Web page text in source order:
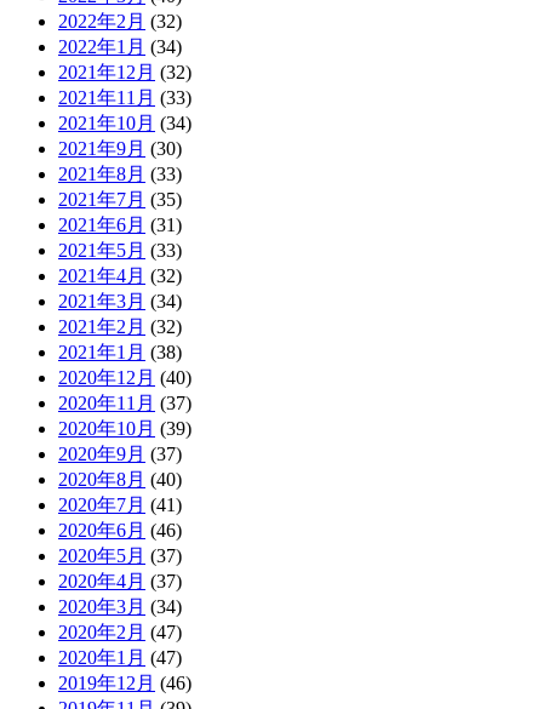
2022年2月 (32)
2022年1月 (34)
2021年12月 (32)
2021年11月 (33)
2021年10月 (34)
2021年9月 (30)
2021年8月 (33)
2021年7月 (35)
2021年6月 (31)
2021年5月 (33)
2021年4月 (32)
2021年3月 (34)
2021年2月 (32)
2021年1月 (38)
2020年12月 (40)
2020年11月 (37)
2020年10月 (39)
2020年9月 (37)
2020年8月 (40)
2020年7月 (41)
2020年6月 (46)
2020年5月 (37)
2020年4月 (37)
2020年3月 (34)
2020年2月 (47)
2020年1月 (47)
2019年12月 (46)